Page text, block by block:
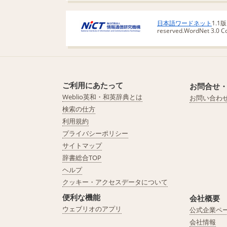
日本語ワードネット 1.1
reserved.WordNet 3.0
ご利用にあたって
Weblio英和・和英辞典とは
検索の仕方
利用規約
プライバシーポリシー
サイトマップ
辞書総合TOP
ヘルプ
クッキー・アクセスデータについて
便利な機能
ウェブリオのアプリ
お問合せ
お問い合わ
会社概要
公式企業ペ
会社情報